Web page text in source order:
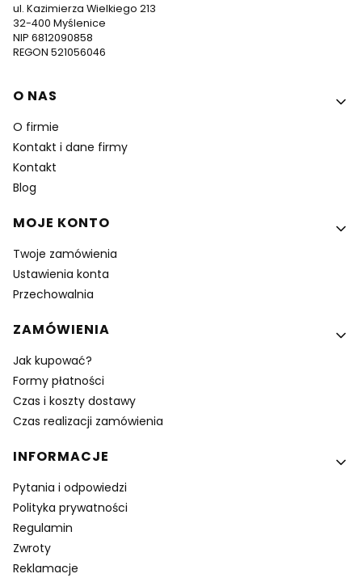
ul. Kazimierza Wielkiego 213
32-400 Myślenice
NIP 6812090858
REGON 521056046
Linki w stopce
O NAS
O firmie
Kontakt i dane firmy
Kontakt
Blog
MOJE KONTO
Twoje zamówienia
Ustawienia konta
Przechowalnia
ZAMÓWIENIA
Jak kupować?
Formy płatności
Czas i koszty dostawy
Czas realizacji zamówienia
INFORMACJE
Pytania i odpowiedzi
Polityka prywatności
Regulamin
Zwroty
Reklamacje